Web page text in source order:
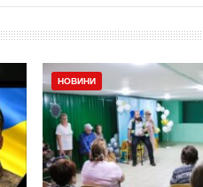
НОВИНИ